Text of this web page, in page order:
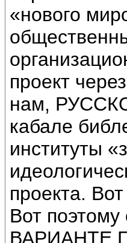
«нового
проект
нам,
кабале
институты
проекта.
Вот
ВАРИАНТЕ